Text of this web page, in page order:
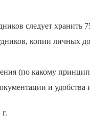
следует хранить
копии личных
(по какому
и удобства